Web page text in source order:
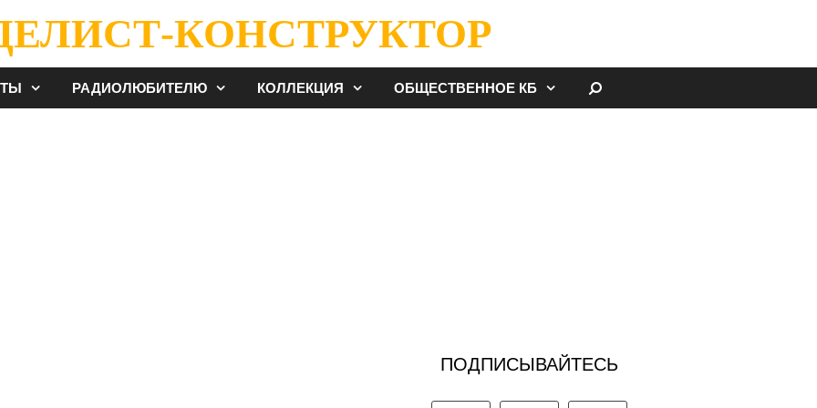
КОНСТРУКТОР
РАДИОЛЮБИТЕЛЮ КОЛЛЕКЦИЯ ОБЩЕСТВЕННОЕ КБ
ПОДПИСЫВАЙТЕСЬ